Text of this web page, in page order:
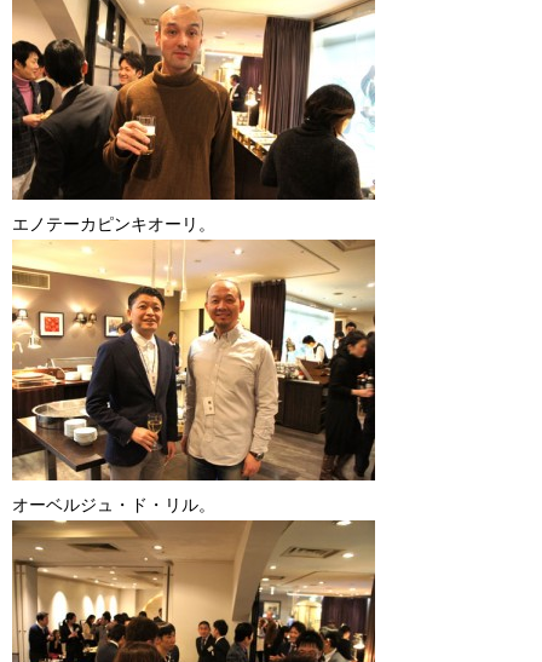
エノテーカピンキオーリ。
オーベルジュ・ド・リル。